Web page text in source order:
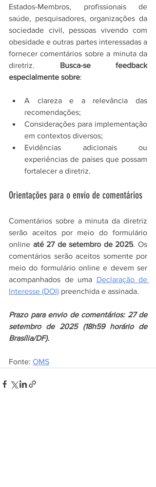
Estados-Membros, profissionais de
saúde, pesquisadores, organizações da
sociedade civil, pessoas vivendo com
obesidade e outras partes interessadas a
fornecer comentários sobre a minuta da
diretriz. Busca-se feedback
especialmente sobre:
A clareza e a relevância das
recomendações;
Considerações para implementação
em contextos diversos;
Evidências adicionais ou
experiências de países que possam
fortalecer a diretriz.
Orientações para o envio de comentários
Comentários sobre a minuta da diretriz
serão aceitos por meio do formulário
online até 27 de setembro de 2025. Os
comentários serão aceitos somente por
meio do formulário online e devem ser
acompanhados de uma Declaração de
Interesse (DOI) preenchida e assinada.
Prazo para envio de comentários: 27 de
setembro de 2025 (18h59 horário de
Brasília/DF).
Fonte: OMS